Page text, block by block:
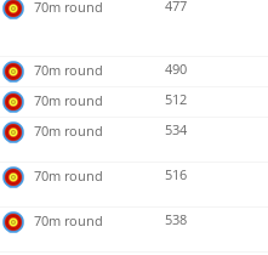
70m round 477
70m round
490
70m round
512
70m round 534
70m round 516
70m round 538